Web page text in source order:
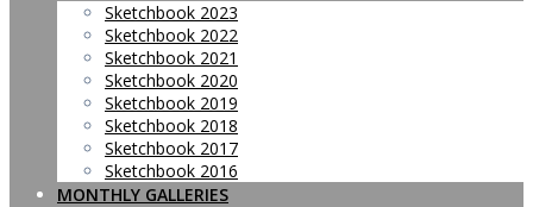
Sketchbook 2023
Sketchbook 2022
Sketchbook 2021
Sketchbook 2020
Sketchbook 2019
Sketchbook 2018
Sketchbook 2017
Sketchbook 2016
MONTHLY GALLERIES